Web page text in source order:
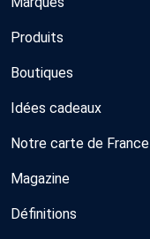
Produits
Boutiques
Idées cadeaux
Notre carte de France
Magazine
Définitions